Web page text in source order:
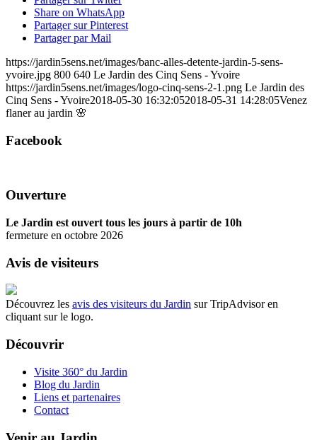
Share on WhatsApp
Partager sur Pinterest
Partager par Mail
https://jardin5sens.net/images/banc-alles-detente-jardin-5-sens-
yvoire.jpg 800 640 Le Jardin des Cinq Sens - Yvoire
https://jardin5sens.net/images/logo-cinq-sens-2-1.png Le Jardin des
Cinq Sens - Yvoire2018-05-30 16:32:052018-05-31 14:28:05Venez
flaner au jardin 🌸
Facebook
Ouverture
Le Jardin est ouvert tous les jours à partir de 10h
fermeture en octobre 2026
Avis de visiteurs
Découvrez les avis des visiteurs du Jardin sur TripAdvisor en
cliquant sur le logo.
Découvrir
Visite 360° du Jardin
Blog du Jardin
Liens et partenaires
Contact